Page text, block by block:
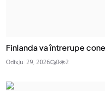
Finlanda va întrerupe
OdixJul 29, 2026 0 2